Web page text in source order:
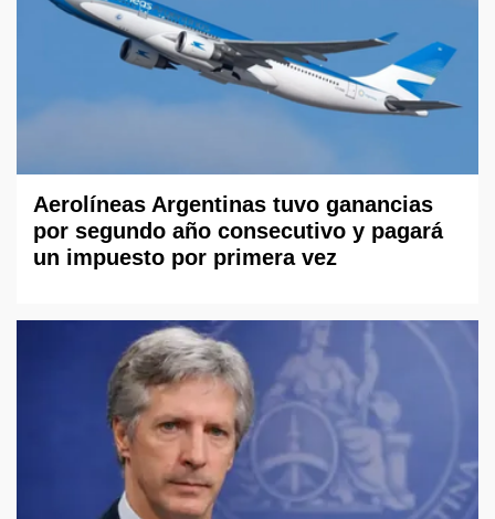
Aerolíneas Argentinas tuvo ganancias
por segundo año consecutivo y pagará
un impuesto por primera vez